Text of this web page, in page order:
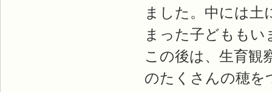
ました。中には
まった子どもも
この後は、生育観
のたくさんの穂を